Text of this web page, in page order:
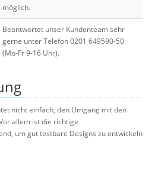
möglich.
Beantwortet unser Kundenteam sehr
gerne unter Telefon 0201 649590-50
(Mo-Fr 9-16 Uhr).
nicht einfach, den Umgang mit den
allem ist die richtige
um gut testbare Designs zu entwickeln